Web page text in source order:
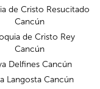
de Cristo Resucitado
Cancún
de Cristo Rey
Cancún
Delfines Cancún
Langosta Cancún